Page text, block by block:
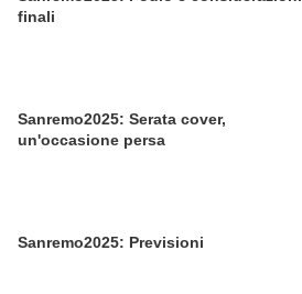
finali
Sanremo2025: Serata cover,
un'occasione persa
Sanremo2025: Previsioni